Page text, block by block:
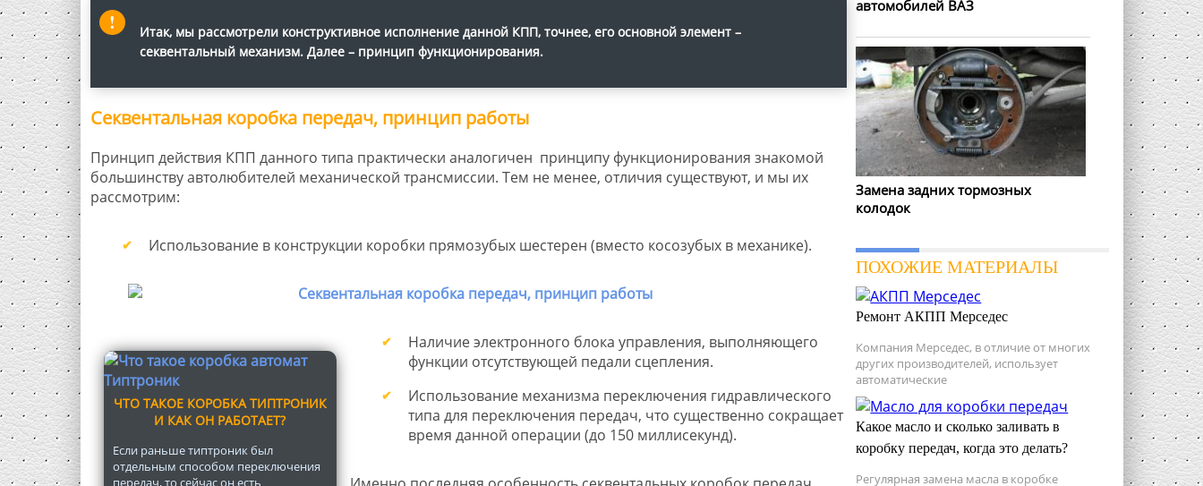
Итак, мы рассмотрели конструктивное исполнение данной КПП, точнее, его основной элемент –
секвентальный механизм. Далее – принцип функционирования.
Секвентальная коробка передач, принцип работы
Принцип действия КПП данного типа практически аналогичен принципу функционирования знакомой
большинству автолюбителей механической трансмиссии. Тем не менее, отличия существуют, и мы их
рассмотрим:
Использование в конструкции коробки прямозубых шестерен (вместо косозубых в механике).
ЧТО ТАКОЕ КОРОБКА ТИПТРОНИК
И КАК ОН РАБОТАЕТ?
Если раньше типтроник был
отдельным способом переключения
передач, то сейчас он есть
Наличие электронного блока управления, выполняющего
функции отсутствующей педали сцепления.
Использование механизма переключения гидравлического
типа для переключения передач, что существенно сокращает
время данной операции (до 150 миллисекунд).
автомобилей ВАЗ
Замена задних тормозных
колодок
ПОХОЖИЕ МАТЕРИАЛЫ
Ремонт АКПП Мерседес
Компания Мерседес, в отличие от многих
других производителей, использует
автоматические
Какое масло и сколько заливать в
коробку передач, когда это делать?
Регулярная замена масла в коробке